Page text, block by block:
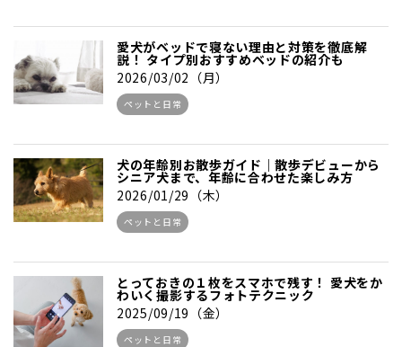
愛犬がベッドで寝ない理由と対策を徹底解
説！ タイプ別おすすめベッドの紹介も
2026/03/02（月）
ペットと日常
犬の年齢別お散歩ガイド｜散歩デビューから
シニア犬まで、年齢に合わせた楽しみ方
2026/01/29（木）
ペットと日常
とっておきの１枚をスマホで残す！ 愛犬をか
わいく撮影するフォトテクニック
2025/09/19（金）
ペットと日常